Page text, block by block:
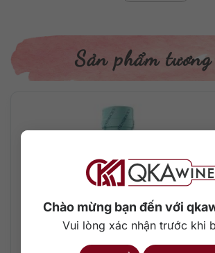
Chào mừng bạn đến với
Vui lòng xác nhận trước khi
Thông tin chi tiết về rượu
Cách thưởng thức: Uống nguyên chất,
Hương vị tuyệt vời của rượu
Amsterdam
Mềm mại, mượt mà, dễ tiếp cận, thông
Sản phẩm